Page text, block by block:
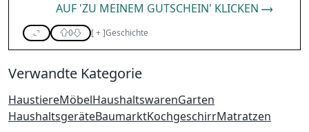
AUF 'ZU MEINEM GUTSCHEIN' KLICKEN
0 [+]Geschichte
Verwandte Kategorie
HaustiereMöbelHaushaltswarenGarten
HaushaltsgeräteBaumarktKochgeschirrMatratzen